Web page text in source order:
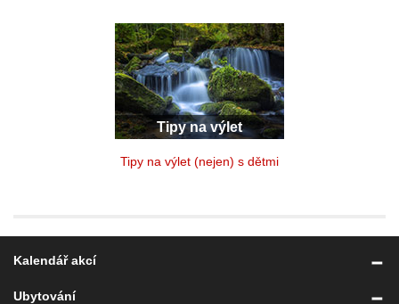
Tipy na výlet
Tipy na výlet (nejen) s dětmi
Kalendář akcí
Ubytování